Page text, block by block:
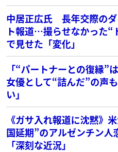
中居正広氏 長年交際の
ト報道…撮らせなかった“
で見せた「変化」
「“パートナーとの復縁
女優として“詰んだ”の声
い」
《ガサ入れ報道に沈黙
国延期”のアルゼンチン人
「深刻な近況」